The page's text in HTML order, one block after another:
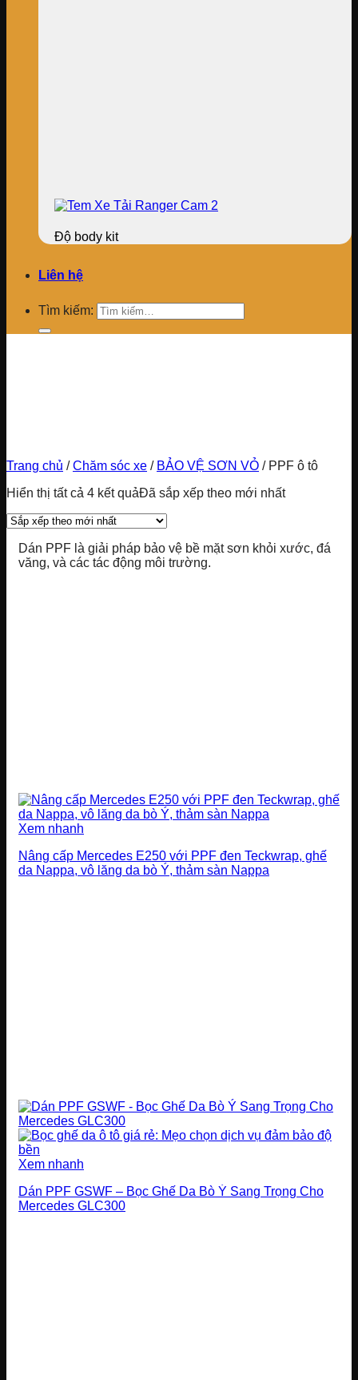
Độ body kit
Liên hệ
Tìm kiếm:
Trang chủ / Chăm sóc xe / BẢO VỆ SƠN VỎ /PPF ô tô
Hiển thị tất cả 4 kết quảĐã sắp xếp theo mới nhất
Dán PPF là giải pháp bảo vệ bề mặt sơn khỏi xước, đá
văng, và các tác động môi trường.
Xem nhanh
Nâng cấp Mercedes E250 với PPF đen Teckwrap, ghế
da Nappa, vô lăng da bò Ý, thảm sàn Nappa
Xem nhanh
Dán PPF GSWF – Bọc Ghế Da Bò Ý Sang Trọng Cho
Mercedes GLC300